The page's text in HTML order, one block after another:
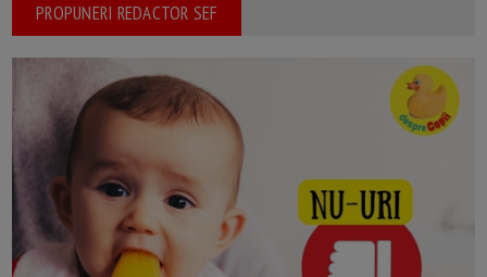
PROPUNERI REDACTOR SEF